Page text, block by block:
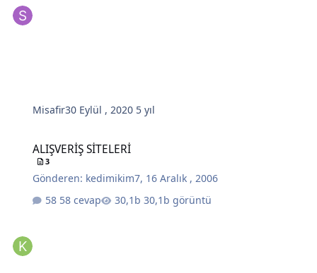
Misafir30 Eylül , 2020 5 yıl
ALIŞVERİŞ SİTELERİ
3
Gönderen: kedimikim7, 16 Aralık , 2006
58 cevap
30,1b görüntü